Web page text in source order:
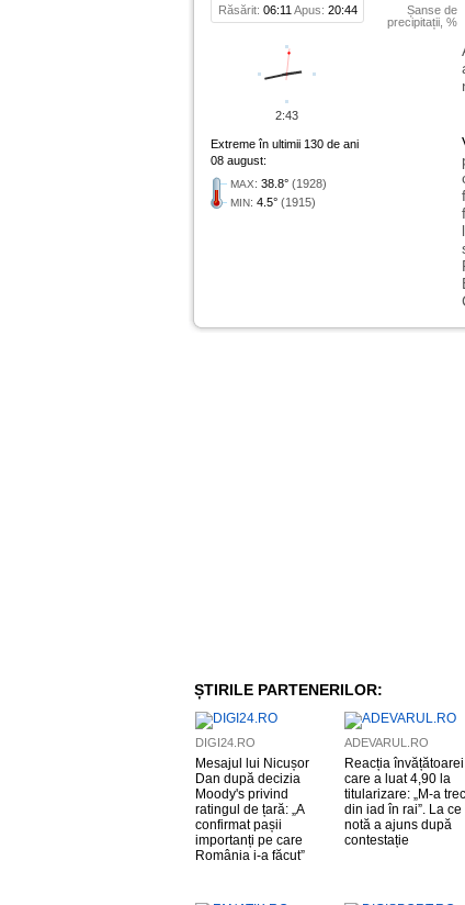
Răsărit: 06:11 Apus: 20:44
Șanse de
precipitații, %
Extreme în ultimii 130 de ani
08 august:
MAX: 38.8° (1928)
MIN: 4.5° (1915)
2:43
ȘTIRILE PARTENERILOR:
DIGI24.RO
Mesajul lui Nicușor
Dan după decizia
Moody's privind
ratingul de țară: „A
confirmat pașii
importanți pe care
România i-a făcut”
ADEVARUL.RO
Reacția învățătoarei
care a luat 4,90 la
titularizare: „M-a
din iad în rai”. La ce
notă a ajuns după
contestație